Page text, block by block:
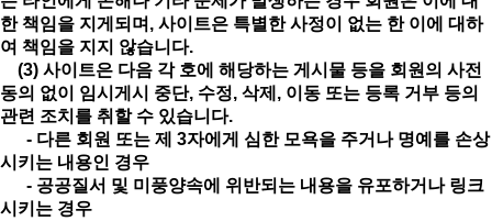
한 책임을 지게되며, 사이트은 특별한 사정이 없는 한 이에 대하
여 책임을 지지 않습니다.
(3) 사이트은 다음 각 호에 해당하는 게시물 등을 회원의 사전
동의 없이 임시게시 중단, 수정, 삭제, 이동 또는 등록 거부 등의
관련 조치를 취할 수 있습니다.
- 다른 회원 또는 제 3자에게 심한 모욕을 주거나 명예를 손상
시키는 내용인 경우
- 공공질서 및 미풍양속에 위반되는 내용을 유포하거나 링크
시키는 경우